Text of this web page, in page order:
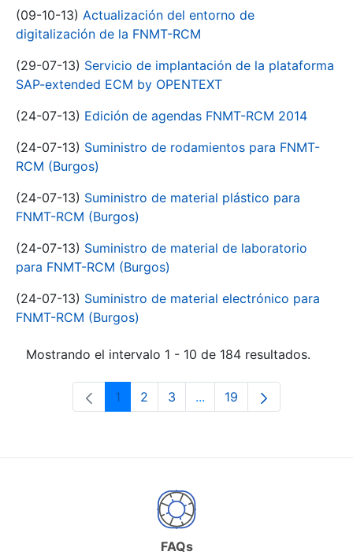
(09-10-13) Actualización del entorno de
digitalización de la FNMT-RCM
(29-07-13) Servicio de implantación de la plataforma
SAP-extended ECM by OPENTEXT
(24-07-13) Edición de agendas FNMT-RCM 2014
(24-07-13) Suministro de rodamientos para FNMT-
RCM (Burgos)
(24-07-13) Suministro de material plástico para
FNMT-RCM (Burgos)
(24-07-13) Suministro de material de laboratorio
para FNMT-RCM (Burgos)
(24-07-13) Suministro de material electrónico para
FNMT-RCM (Burgos)
Mostrando el intervalo 1 - 10 de 184 resultados.
Página
1 Página
2 Página
3 ...Páginas intermedias Use
Página
19
FAQs